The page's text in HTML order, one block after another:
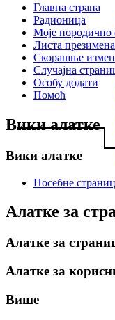
Главна страна
Радионица
Моје породично
Листа презимена
Скорашње
Случајна
Особу додати
Помоћ
Вики алатке
Вики алатке
Посебне
Алатке за
Алатке за
Алатке за
Више